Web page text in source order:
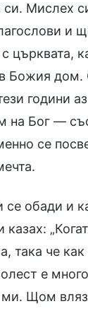
Мислех
и
църквата,
Божия
години
на Бог —
се
обади и
така че
е
Щом